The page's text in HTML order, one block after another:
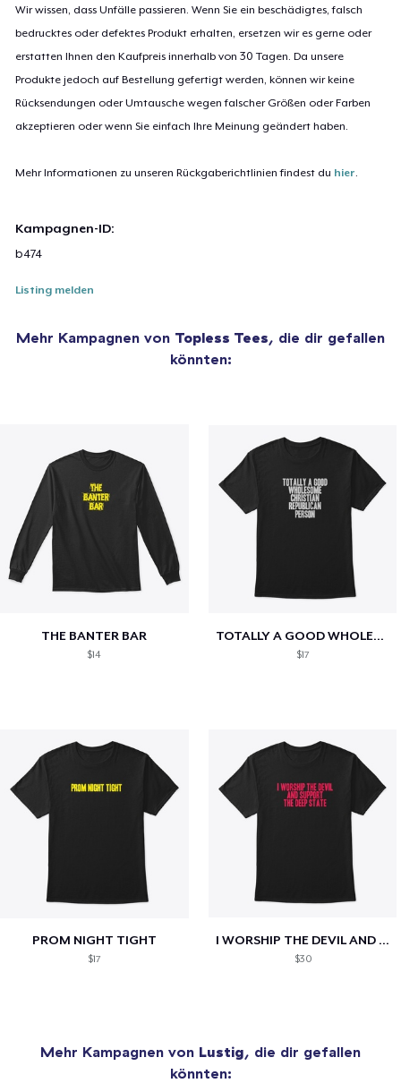
Wir wissen, dass Unfälle passieren. Wenn Sie ein beschädigtes, falsch
bedrucktes oder defektes Produkt erhalten, ersetzen wir es gerne oder
erstatten Ihnen den Kaufpreis innerhalb von 30 Tagen. Da unsere
Produkte jedoch auf Bestellung gefertigt werden, können wir keine
Rücksendungen oder Umtausche wegen falscher Größen oder Farben
akzeptieren oder wenn Sie einfach Ihre Meinung geändert haben.
Mehr Informationen zu unseren Rückgaberichtlinien findest du hier
Kampagnen-ID:
b474
Listing melden
Mehr Kampagnen von Topless Tees, die dir gefallen
könnten:
THE BANTER BAR
$14
TOTALLY A GOOD WHOLESOME CHRISTIAN...
$17
PROM NIGHT TIGHT
$17
I WORSHIP THE DEVIL AND SUPPORT THE...
$30
Mehr Kampagnen von Lustig, die dir gefallen
könnten: